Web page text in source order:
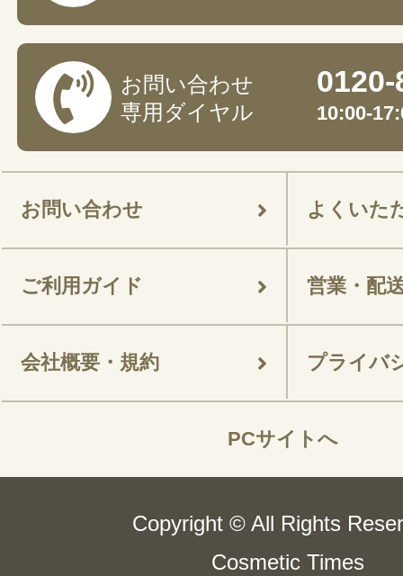
お問い合わせ
専用ダイヤル
10:00-
お問い合わせ よくいた
ご利用ガイド 営業・配
会社概要・規約 プライバ
PCサイトへ
Copyright © All Rights
Cosmetic Times